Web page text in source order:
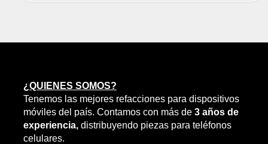
¿QUIENES SOMOS?
Tenemos las mejores refacciones para dispositivos
móviles del país. Contamos con más de 3 años de
experiencia, distribuyendo piezas para teléfonos
celulares.